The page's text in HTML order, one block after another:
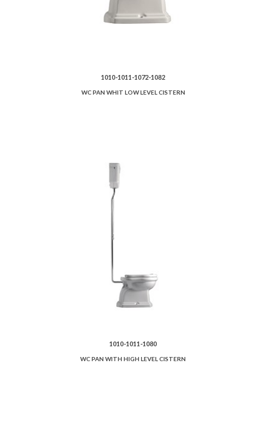
1010-1011-1072-1082
WC PAN WHIT LOW LEVEL CISTERN
1010-1011-1080
WC PAN WITH HIGH LEVEL CISTERN